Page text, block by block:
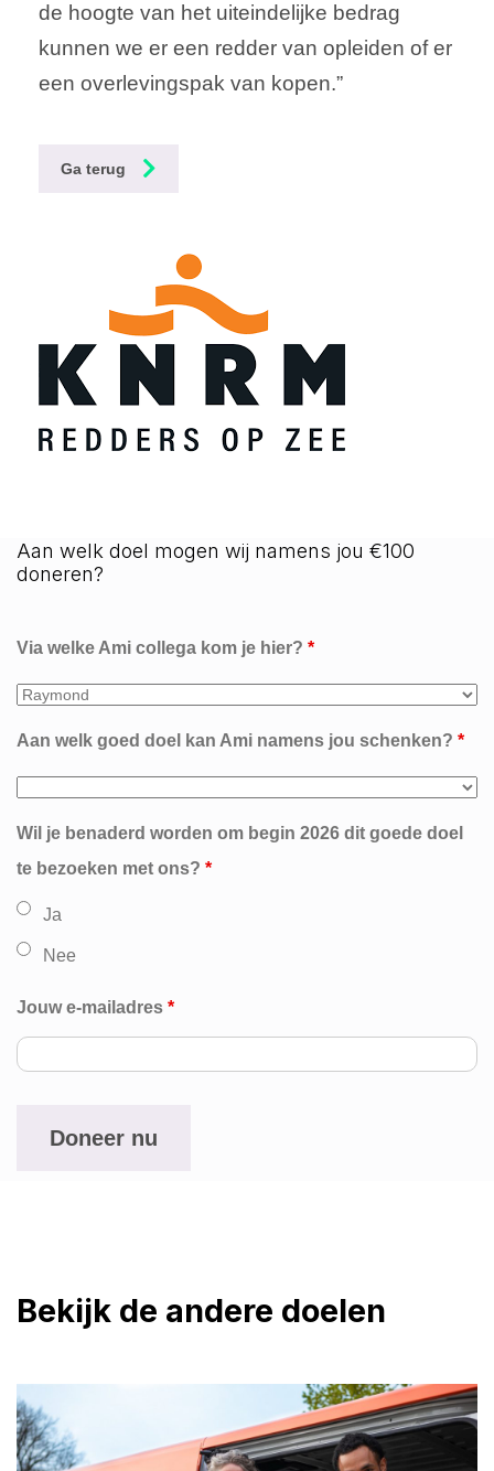
de hoogte van het uiteindelijke bedrag
kunnen we er een redder van opleiden of er
een overlevingspak van kopen.”
Ga terug
Aan welk doel mogen wij namens jou €100
doneren?
Via welke Ami collega kom je hier? *
Aan welk goed doel kan Ami namens jou schenken? *
Wil je benaderd worden om begin 2026 dit goede doel
te bezoeken met ons? *
Ja
Nee
Jouw e-mailadres *
Bekijk de andere doelen